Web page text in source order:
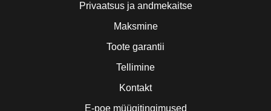
Privaatsus ja andmekaitse
Maksmine
Toote garantii
Tellimine
Kontakt
E-poe müügitingimused